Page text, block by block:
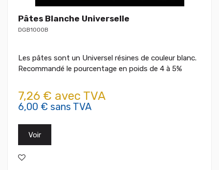
Pâtes Blanche Universelle
DGB1000B
Les pâtes sont un Universel résines de couleur blanc.
Recommandé le pourcentage en poids de 4 à 5%
7,26 € avec TVA
6,00 € sans TVA
Voir